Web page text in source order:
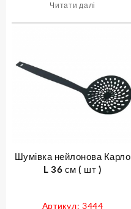
Читати далі
Шумівка нейлонова Карло
L 36 см ( шт )
Артикул: 3444